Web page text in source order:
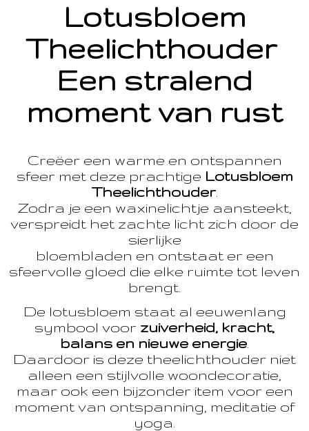
Lotusbloem
Theelichthouder
Een stralend
moment van rust
Creëer een warme en ontspannen
sfeer met deze prachtige Lotusbloem
Theelichthouder.
Zodra je een waxinelichtje aansteekt,
verspreidt het zachte licht zich door de
sierlijke
bloembladen en ontstaat er een
sfeervolle gloed die elke ruimte tot leven
brengt.
De lotusbloem staat al eeuwenlang
symbool voor zuiverheid, kracht,
balans en nieuwe energie
Daardoor is deze theelichthouder niet
alleen een stijlvolle woondecoratie,
maar ook een bijzonder item voor een
moment van ontspanning, meditatie of
yoga.